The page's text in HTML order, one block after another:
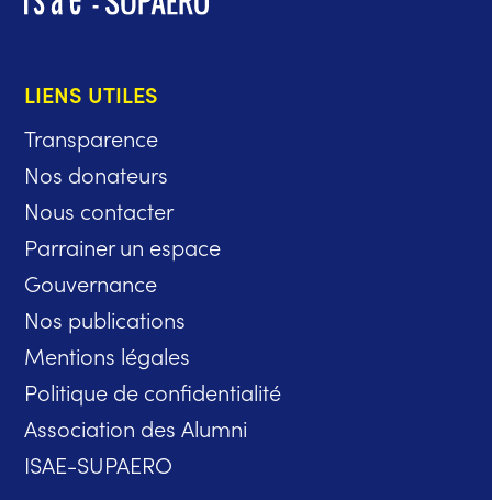
LIENS UTILES
Transparence
Nos donateurs
Nous contacter
Parrainer un espace
Gouvernance
Nos publications
Mentions légales
Politique de confidentialité
Association des Alumni
ISAE-SUPAERO